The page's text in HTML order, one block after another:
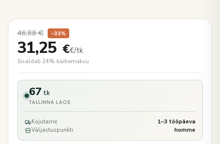
46,88€ −33%
31,25 €€/tk
Sisaldab 24% käibemaksu
67 tk
TALLINNA LAOS
Kojutarne
1–3 tööpäeva
Väljastuspunkti
homme